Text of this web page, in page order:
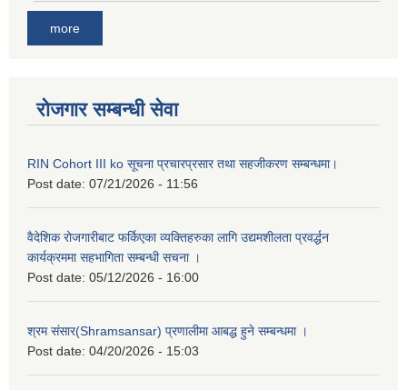
more
रोजगार सम्बन्धी सेवा
RIN Cohort III ko सूचना प्रचारप्रसार तथा सहजीकरण सम्बन्धमा।
Post date: 07/21/2026 - 11:56
वैदेशिक रोजगारीबाट फर्किएका व्यक्तिहरुका लागि उद्यमशीलता प्रवर्द्धन
कार्यक्रममा सहभागिता सम्बन्धी सचना ।
Post date: 05/12/2026 - 16:00
श्रम संसार(Shramsansar) प्रणालीमा आबद्ध हुने सम्बन्धमा ।
Post date: 04/20/2026 - 15:03